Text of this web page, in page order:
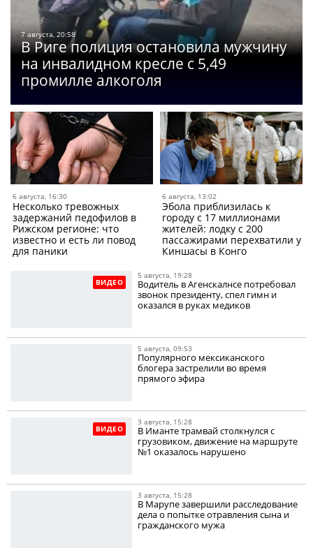
7 августа, 20:58
В Риге полиция остановила мужчину
на инвалидном кресле с 5,49
промилле алкоголя
6 августа, 16:30
Несколько тревожных
задержаний педофилов в
Рижском регионе: что
известно и есть ли повод
для паники
6 августа, 13:02
Эбола приблизилась к
городу с 17 миллионами
жителей: лодку с 200
пассажирами перехватили у
Киншасы в Конго
ВИДЕО
5 августа, 19:28
Водитель в Агенскалнсе потребовал
звонок президенту, спел гимн и
оказался в руках медиков
5 августа, 09:53
Популярного мексиканского
блогера застрелили во время
прямого эфира
ВИДЕО
3 августа, 15:28
В Иманте трамвай столкнулся с
грузовиком, движение на маршруте
№1 оказалось нарушено
3 августа, 15:28
В Марупе завершили расследование
дела о попытке отравления сына и
гражданского мужа